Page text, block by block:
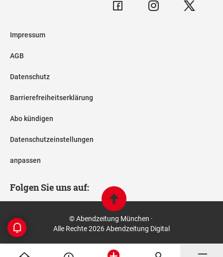
Impressum
AGB
Datenschutz
Barrierefreiheitserklärung
Abo kündigen
Datenschutzeinstellungen
anpassen
Folgen Sie uns auf:
© Abendzeitung München ·
Alle Rechte 2026 Abendzeitung Digital